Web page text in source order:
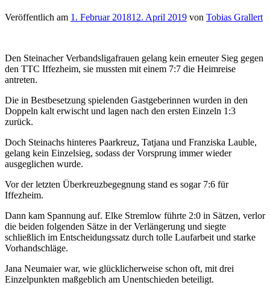
Veröffentlich am 1. Februar 201812. April 2019 von Tobias Grallert
Den Steinacher Verbandsligafrauen gelang kein erneuter Sieg gegen
den TTC Iffezheim, sie mussten mit einem 7:7 die Heimreise
antreten.
Die in Bestbesetzung spielenden Gastgeberinnen wurden in den
Doppeln kalt erwischt und lagen nach den ersten Einzeln 1:3
zurück.
Doch Steinachs hinteres Paarkreuz, Tatjana und Franziska Lauble,
gelang kein Einzelsieg, sodass der Vorsprung immer wieder
ausgeglichen wurde.
Vor der letzten Überkreuzbegegnung stand es sogar 7:6 für
Iffezheim.
Dann kam Spannung auf. Elke Stremlow führte 2:0 in Sätzen, verlor
die beiden folgenden Sätze in der Verlängerung und siegte
schließlich im Entscheidungssatz durch tolle Laufarbeit und starke
Vorhandschläge.
Jana Neumaier war, wie glücklicherweise schon oft, mit drei
Einzelpunkten maßgeblich am Unentschieden beteiligt.